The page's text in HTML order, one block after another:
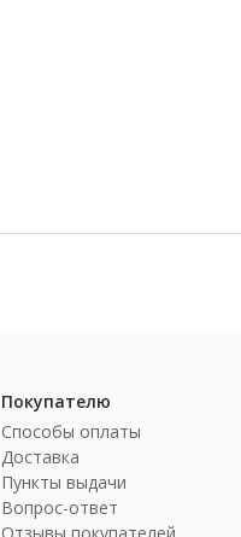
Покупателю
Способы оплаты
Доставка
Пункты выдачи
Вопрос-ответ